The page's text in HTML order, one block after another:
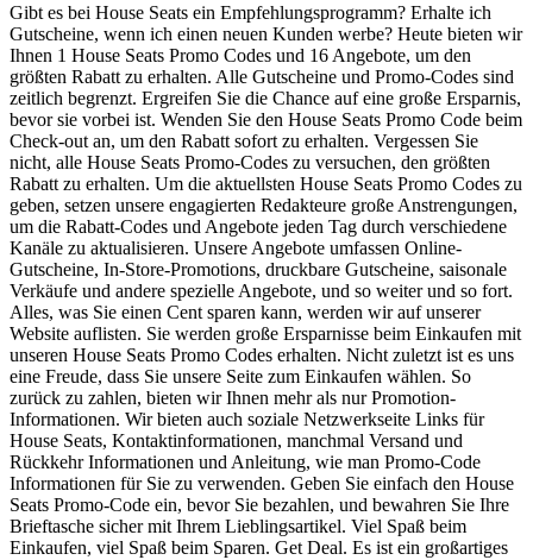
Gibt es bei House Seats ein Empfehlungsprogramm? Erhalte ich
Gutscheine, wenn ich einen neuen Kunden werbe? Heute bieten wir
Ihnen 1 House Seats Promo Codes und 16 Angebote, um den
größten Rabatt zu erhalten. Alle Gutscheine und Promo-Codes sind
zeitlich begrenzt. Ergreifen Sie die Chance auf eine große Ersparnis,
bevor sie vorbei ist. Wenden Sie den House Seats Promo Code beim
Check-out an, um den Rabatt sofort zu erhalten. Vergessen Sie
nicht, alle House Seats Promo-Codes zu versuchen, den größten
Rabatt zu erhalten. Um die aktuellsten House Seats Promo Codes zu
geben, setzen unsere engagierten Redakteure große Anstrengungen,
um die Rabatt-Codes und Angebote jeden Tag durch verschiedene
Kanäle zu aktualisieren. Unsere Angebote umfassen Online-
Gutscheine, In-Store-Promotions, druckbare Gutscheine, saisonale
Verkäufe und andere spezielle Angebote, und so weiter und so fort.
Alles, was Sie einen Cent sparen kann, werden wir auf unserer
Website auflisten. Sie werden große Ersparnisse beim Einkaufen mit
unseren House Seats Promo Codes erhalten. Nicht zuletzt ist es uns
eine Freude, dass Sie unsere Seite zum Einkaufen wählen. So
zurück zu zahlen, bieten wir Ihnen mehr als nur Promotion-
Informationen. Wir bieten auch soziale Netzwerkseite Links für
House Seats, Kontaktinformationen, manchmal Versand und
Rückkehr Informationen und Anleitung, wie man Promo-Code
Informationen für Sie zu verwenden. Geben Sie einfach den House
Seats Promo-Code ein, bevor Sie bezahlen, und bewahren Sie Ihre
Brieftasche sicher mit Ihrem Lieblingsartikel. Viel Spaß beim
Einkaufen, viel Spaß beim Sparen. Get Deal. Es ist ein großartiges